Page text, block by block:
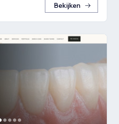
Bekijken